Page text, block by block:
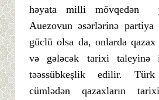
həyata milli mövqedən
Auezovun əsərlərinə partiya
güclü olsa da, onlarda qazax
və gələcək tarixi taleyinə
təəssübkeşlik edilir.
cümlədən qazaxların